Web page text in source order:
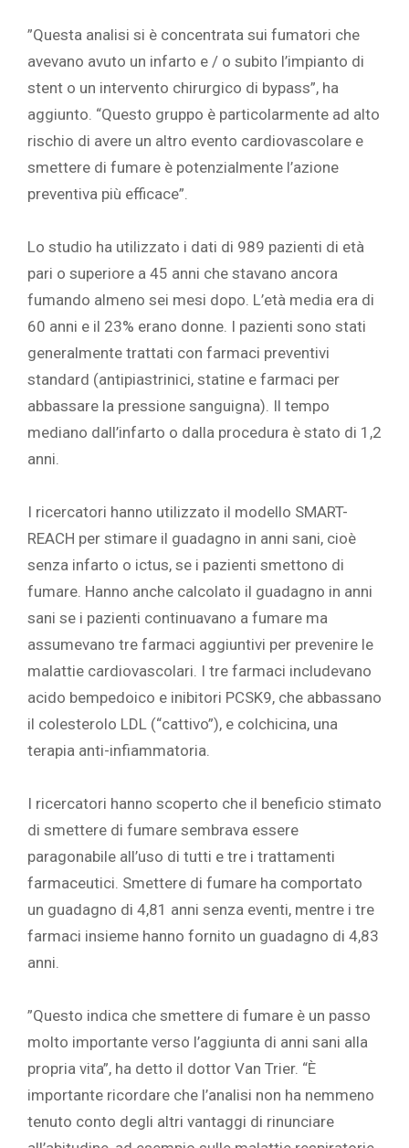
‎”Questa analisi si è concentrata sui fumatori che
avevano avuto un infarto e / o subito l’impianto di
stent o un intervento chirurgico di bypass”, ha
aggiunto. “Questo gruppo è particolarmente ad alto
rischio di avere un altro evento cardiovascolare e
smettere di fumare è potenzialmente l’azione
preventiva più efficace”. ‎
‎Lo studio ha utilizzato i dati di 989 pazienti di età
pari o superiore a 45 anni che stavano ancora
fumando almeno sei mesi dopo. L’età media era di
60 anni e il 23% erano donne. I pazienti sono stati
generalmente trattati con farmaci preventivi
standard (antipiastrinici, statine e farmaci per
abbassare la pressione sanguigna). Il tempo
mediano dall’infarto o dalla procedura è stato di 1,2
anni. ‎
‎I ricercatori hanno utilizzato il modello SMART-
REACH per stimare il guadagno in anni sani, cioè
senza infarto o ictus, se i pazienti smettono di
fumare. Hanno anche calcolato il guadagno in anni
sani se i pazienti continuavano a fumare ma
assumevano tre farmaci aggiuntivi per prevenire le
malattie cardiovascolari. I tre farmaci includevano
acido bempedoico e inibitori PCSK9, che abbassano
il colesterolo LDL (“cattivo”), e colchicina, una
terapia anti-infiammatoria. ‎
‎I ricercatori hanno scoperto che il beneficio stimato
di smettere di fumare sembrava essere
paragonabile all’uso di tutti e tre i trattamenti
farmaceutici. Smettere di fumare ha comportato
un guadagno di 4,81 anni senza eventi, mentre i tre
farmaci insieme hanno fornito un guadagno di 4,83
anni. ‎
‎”Questo indica che smettere di fumare è un passo
molto importante verso l’aggiunta di anni sani alla
propria vita”, ha detto il dottor Van Trier. “È
importante ricordare che l’analisi non ha nemmeno
tenuto conto degli altri vantaggi di rinunciare